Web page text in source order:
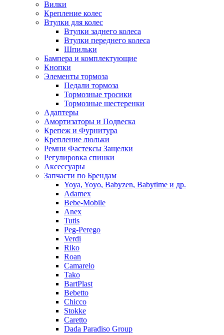
Вилки
Крепление колес
Втулки для колес
Втулки заднего колеса
Втулки переднего колеса
Шпильки
Бампера и комплектующие
Кнопки
Элементы тормоза
Педали тормоза
Тормозные тросики
Тормозные шестеренки
Адаптеры
Амортизаторы и Подвеска
Крепеж и Фурнитура
Крепление люльки
Ремни Фастексы Защелки
Регулировка спинки
Аксессуары
Запчасти по Брендам
Yoya, Yoyo, Babyzen, Babytime и др.
Adamex
Bebe-Mobile
Anex
Tutis
Peg-Perego
Verdi
Riko
Roan
Camarelo
Tako
BartPlast
Bebetto
Chicco
Stokke
Caretto
Dada Paradiso Group